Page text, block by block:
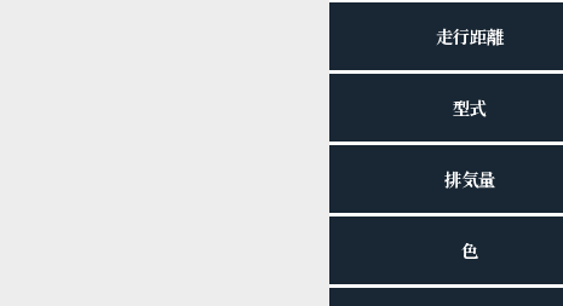
走行距離
型式
排気量
色